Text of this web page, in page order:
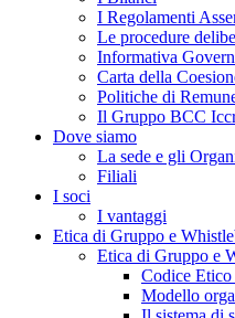
I Regolamenti
Le procedure
Informativa
Carta della
Politiche di
Il Gruppo BCC
Dove siamo
La sede e gli
Filiali
I soci
I vantaggi
Etica di Gruppo e
Etica di Gruppo e
Codice
Modello